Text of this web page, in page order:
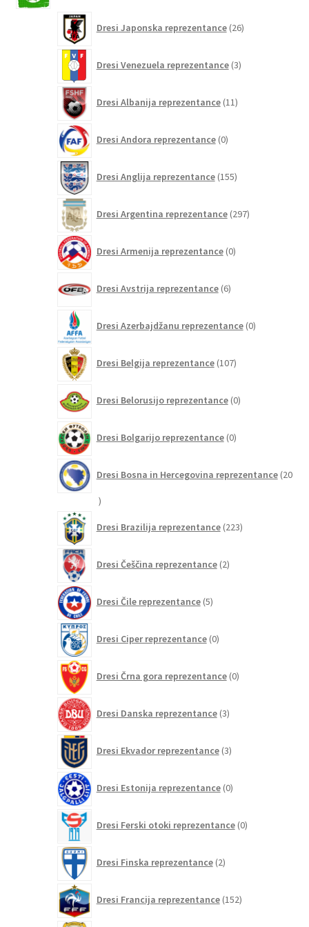
Dresi Japonska reprezentance 26izdelkov
Dresi Venezuela reprezentance 3izdelki
Dresi Albanija reprezentance 11izdelkov
Dresi Andora reprezentance 0izdelkov
Dresi Anglija reprezentance 155izdelkov
Dresi Argentina reprezentance 297izdelkov
Dresi Armenija reprezentance 0izdelkov
Dresi Avstrija reprezentance 6izdelkov
Dresi Azerbajdžanu reprezentance 0izdelkov
Dresi Belgija reprezentance 107izdelkov
Dresi Belorusijo reprezentance 0izdelkov
Dresi Bolgarijo reprezentance 0izdelkov
Dresi Bosna in Hercegovina reprezentance 20
20
Dresi Brazilija reprezentance 223izdelkov
Dresi Češčina reprezentance 2izdelka
Dresi Čile reprezentance 5izdelkov
Dresi Ciper reprezentance 0izdelkov
Dresi Črna gora reprezentance 0izdelkov
Dresi Danska reprezentance 3izdelki
Dresi Ekvador reprezentance 3izdelki
Dresi Estonija reprezentance 0izdelkov
Dresi Ferski otoki reprezentance 0izdelkov
Dresi Finska reprezentance 2izdelka
Dresi Francija reprezentance 152izdelkov